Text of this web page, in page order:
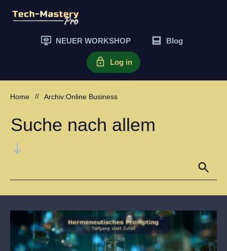
NEUER WORKSHOP Blog
Log in
Home // Archiv:Online Business
Suche nach allem